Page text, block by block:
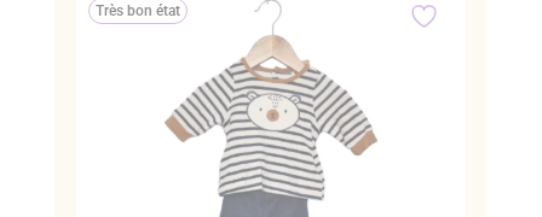
Très bon état